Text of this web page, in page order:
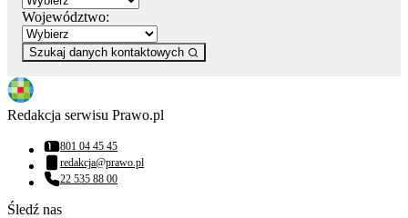
Województwo:
Szukaj danych kontaktowych
Redakcja serwisu Prawo.pl
Numer telefonu:
801 04 45 45
Adres email:
redakcja@prawo.pl
Numer telefonu:
22 535 88 00
Śledź nas